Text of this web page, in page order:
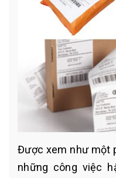
Được xem như một
những công việc